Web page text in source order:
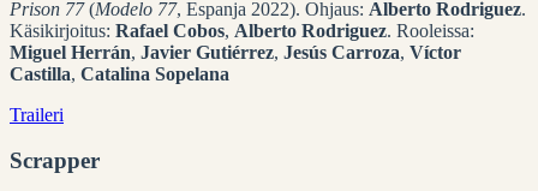
Prison 77(Modelo 77, Espanja 2022). Ohjaus: Alberto Rodriguez.
Käsikirjoitus: Rafael Cobos, Alberto Rodriguez. Rooleissa:
Miguel Herrán, Javier Gutiérrez, Jesús Carroza, Víctor
Castilla, Catalina Sopelana
Traileri
Scrapper